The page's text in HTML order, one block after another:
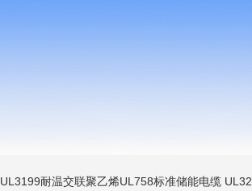
UL3199耐温交联聚乙烯UL758标准储能电缆